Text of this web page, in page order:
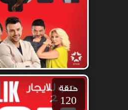
حلقة
120